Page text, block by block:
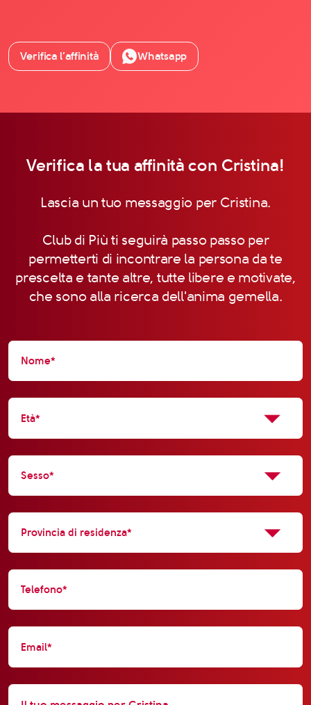
Verifica l’affinità Whatsapp
Verifica la tua affinità con Cristina!
Lascia un tuo messaggio per Cristina.
Club di Più ti seguirà passo passo per
permetterti di incontrare la persona da te
prescelta e tante altre, tutte libere e motivate,
che sono alla ricerca dell'anima gemella.